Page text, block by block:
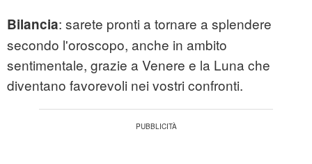
Bilancia: sarete pronti a tornare a splendere
secondo l'oroscopo, anche in ambito
sentimentale, grazie a Venere e la Luna che
diventano favorevoli nei vostri confronti.